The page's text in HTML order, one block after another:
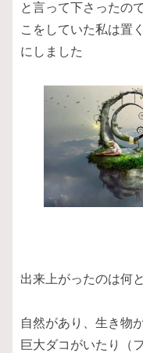
と言って下さったの
こをしていた私は置
にしました
出来上がったのは何
自然があり、生き物
巨大ダコがいたり（